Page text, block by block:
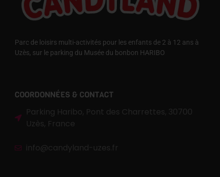
Parc de loisirs multi-activités pour les enfants de 2 à 12 ans à
Uzès, sur le parking du Musée du bonbon HARIBO
COORDONNÉES & CONTACT
Parking Haribo, Pont des Charrettes, 30700
Uzès, France
info@candyland-uzes.fr